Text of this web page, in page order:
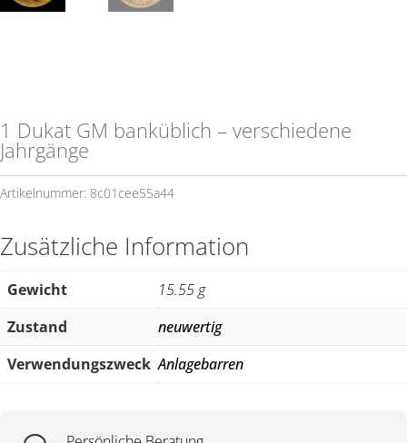
1 Dukat GM banküblich – verschiedene
Jahrgänge
Artikelnummer: 8c01cee55a44
Zusätzliche Information
Gewicht
15.55 g
Zustand
neuwertig
Verwendungszweck Anlagebarren